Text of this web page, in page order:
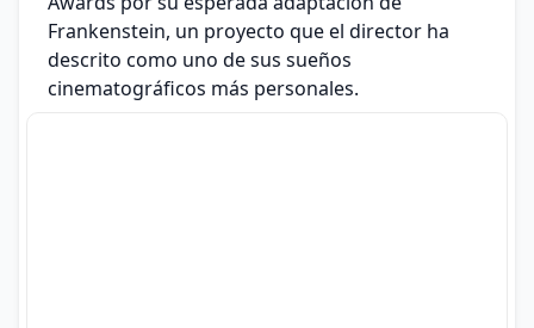
Frankenstein, un proyecto que el director ha
descrito como uno de sus sueños
cinematográficos más personales.